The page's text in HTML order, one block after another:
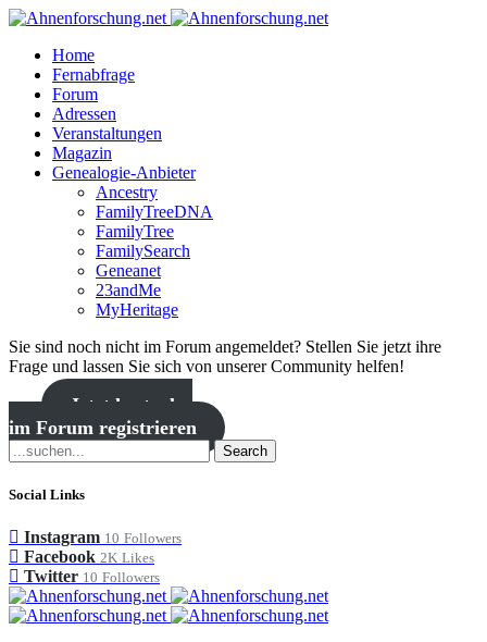
Home
Fernabfrage
Forum
Adressen
Veranstaltungen
Magazin
Genealogie-Anbieter
Ancestry
FamilyTreeDNA
FamilyTree
FamilySearch
Geneanet
23andMe
MyHeritage
Sie sind noch nicht im Forum angemeldet? Stellen Sie jetzt ihre
Frage und lassen Sie sich von unserer Community helfen!
Jetzt kostenlos
im Forum registrieren
Search
Social Links
Instagram 10 Followers
Facebook 2K Likes
Twitter 10 Followers